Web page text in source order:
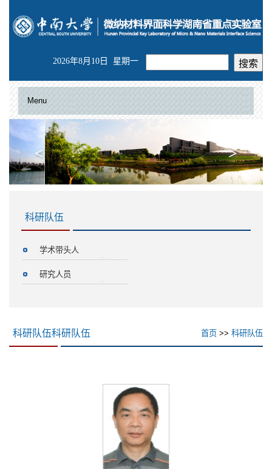
2026年8月10日 星期一
Menu
< >
科研队伍
学术带头人
研究人员
科研队伍科研队伍 首页 >> 科研队伍